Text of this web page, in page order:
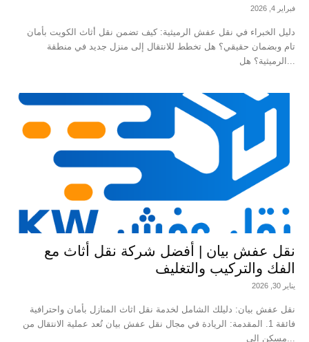
فبراير 4, 2026
دليل الخبراء في نقل عفش الرميثية: كيف تضمن نقل أثاث الكويت بأمان
تام وبضمان حقيقي؟ هل تخطط للانتقال إلى منزل جديد في منطقة
الرميثية؟ هل...
نقل عفش بيان | أفضل شركة نقل أثاث مع
الفك والتركيب والتغليف
يناير 30, 2026
نقل عفش بيان: دليلك الشامل لخدمة نقل اثاث المنازل بأمان واحترافية
فائقة 1. المقدمة: الريادة في مجال نقل عفش بيان تُعد عملية الانتقال من
مسكن إلى...